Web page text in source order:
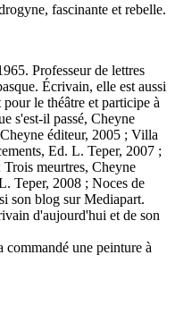
fascinante et rebelle.
Professeur de lettres
Écrivain, elle est aussi
le théâtre et participe à
s'est-il passé, Cheyne
éditeur, 2005 ; Villa
Ed. L. Teper, 2007 ;
meurtres, Cheyne
Teper, 2008 ; Noces de
son blog sur Mediapart.
d'aujourd'hui et de son
une peinture à